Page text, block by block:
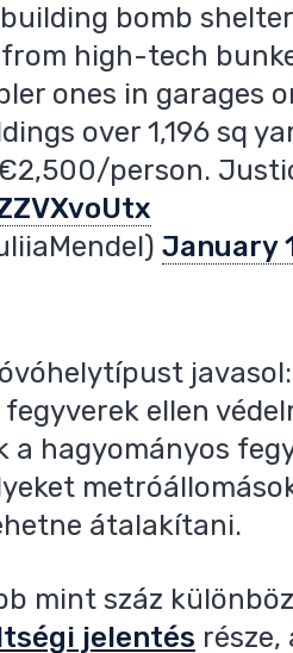
bomb
high-tech
ones in garages
over 1,196 sq
person.
January
ellen
a hagyományos
átalakítani.
mint száz
jelentés része,